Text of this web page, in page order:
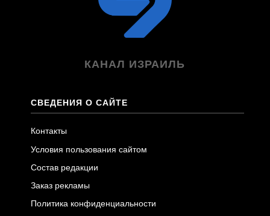
КАНАЛ ИЗРАИЛЬ
СВЕДЕНИЯ О САЙТЕ
Контакты
Условия пользования сайтом
Состав редакции
Заказ рекламы
Политика конфиденциальности